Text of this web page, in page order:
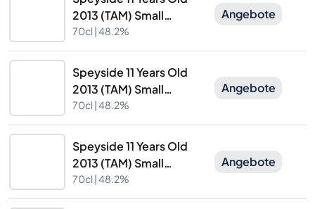
2013 (TAM) Small
Batch Edition 13
Signatory Vintage
70cl |48.2%
Angebote
Speyside 11 Years Old
2013 (TAM) Small
Batch Edition 13
Signatory Vintage
70cl |48.2%
Angebote
Speyside 11 Years Old
2013 (TAM) Small
Batch Edition 13
Signatory Vintage
70cl |48.2%
Angebote